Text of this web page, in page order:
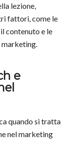
lezione,
fattori, come le
contenuto e le
e
quando si tratta
nel marketing